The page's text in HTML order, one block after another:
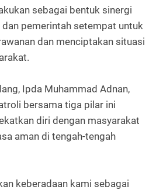
sebagai bentuk sinergi
dan pemerintah setempat untuk
dan menciptakan situasi
Ipda Muhammad Adnan,
bersama tiga pilar ini
diri dengan masyarakat
aman di tengah-tengah
keberadaan kami sebagai